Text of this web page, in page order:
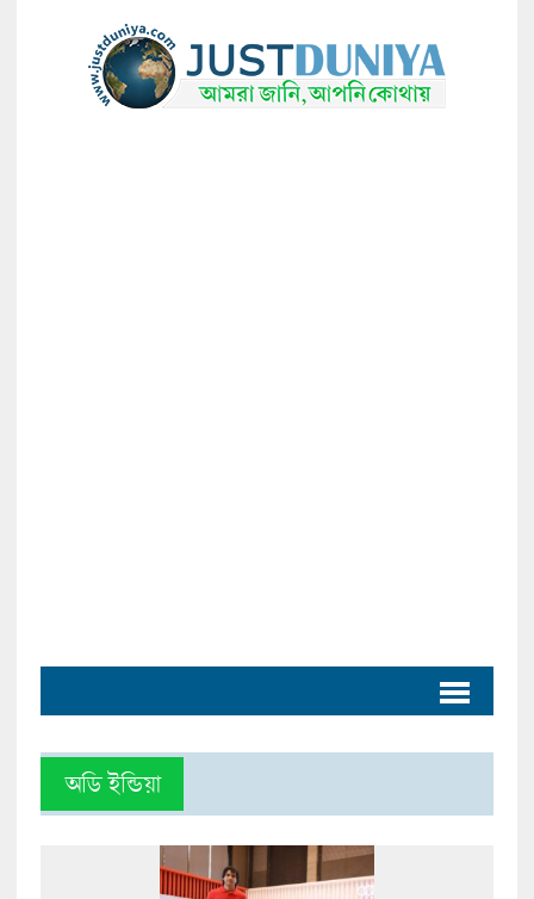
অডি ইন্ডিয়া